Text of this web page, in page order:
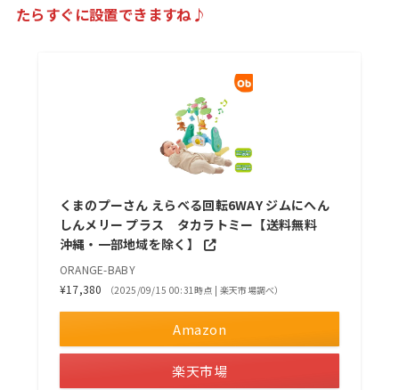
たらすぐに設置できますね♪
くまのプーさん えらべる回転6WAY ジムにへん
しんメリー プラス タカラトミー【送料無料
沖縄・一部地域を除く】
ORANGE-BABY
¥17,380
（2025/09/15 00:31時点 | 楽天市場調べ）
Amazon
楽天市場